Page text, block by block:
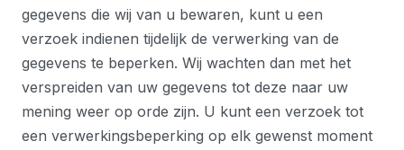
gegevens die wij van u bewaren, kunt u een
verzoek indienen tijdelijk de verwerking van de
gegevens te beperken. Wij wachten dan met het
verspreiden van uw gegevens tot deze naar uw
mening weer op orde zijn. U kunt een verzoek tot
een verwerkingsbeperking op elk gewenst moment